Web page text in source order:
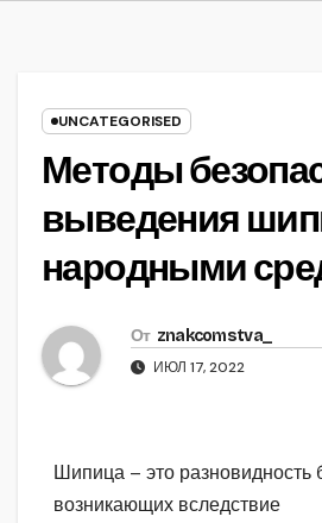
UNCATEGORISED
Методы
выведения
народными
От znakcomstva_
ИЮЛ 17, 2022
Шипица – это разновидность
возникающих вследствие